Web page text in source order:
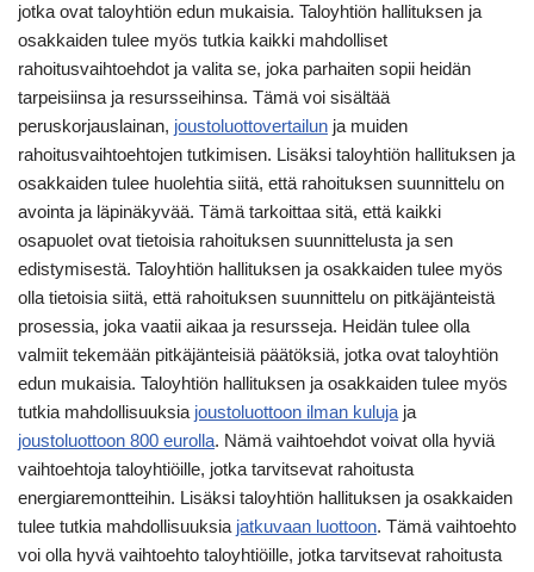
jotka ovat taloyhtiön edun mukaisia. Taloyhtiön hallituksen ja
osakkaiden tulee myös tutkia kaikki mahdolliset
rahoitusvaihtoehdot ja valita se, joka parhaiten sopii heidän
tarpeisiinsa ja resursseihinsa. Tämä voi sisältää
peruskorjauslainan, joustoluottovertailun ja muiden
rahoitusvaihtoehtojen tutkimisen. Lisäksi taloyhtiön hallituksen ja
osakkaiden tulee huolehtia siitä, että rahoituksen suunnittelu on
avointa ja läpinäkyvää. Tämä tarkoittaa sitä, että kaikki
osapuolet ovat tietoisia rahoituksen suunnittelusta ja sen
edistymisestä. Taloyhtiön hallituksen ja osakkaiden tulee myös
olla tietoisia siitä, että rahoituksen suunnittelu on pitkäjänteistä
prosessia, joka vaatii aikaa ja resursseja. Heidän tulee olla
valmiit tekemään pitkäjänteisiä päätöksiä, jotka ovat taloyhtiön
edun mukaisia. Taloyhtiön hallituksen ja osakkaiden tulee myös
tutkia mahdollisuuksia joustoluottoon ilman kuluja ja
joustoluottoon 800 eurolla. Nämä vaihtoehdot voivat olla hyviä
vaihtoehtoja taloyhtiöille, jotka tarvitsevat rahoitusta
energiaremontteihin. Lisäksi taloyhtiön hallituksen ja osakkaiden
tulee tutkia mahdollisuuksia jatkuvaan luottoon. Tämä vaihtoehto
voi olla hyvä vaihtoehto taloyhtiöille, jotka tarvitsevat rahoitusta